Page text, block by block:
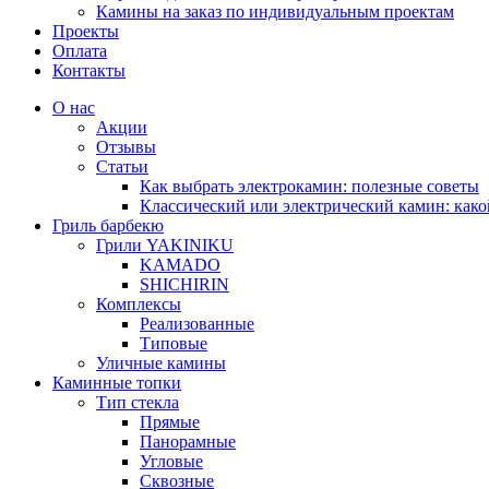
Камины на заказ по индивидуальным проектам
Проекты
Оплата
Контакты
О нас
Акции
Отзывы
Статьи
Как выбрать электрокамин: полезные советы
Классический или электрический камин:
Гриль барбекю
Грили YAKINIKU
KAMADO
SHICHIRIN
Комплексы
Реализованные
Типовые
Уличные камины
Каминные топки
Тип стекла
Прямые
Панорамные
Угловые
Сквозные